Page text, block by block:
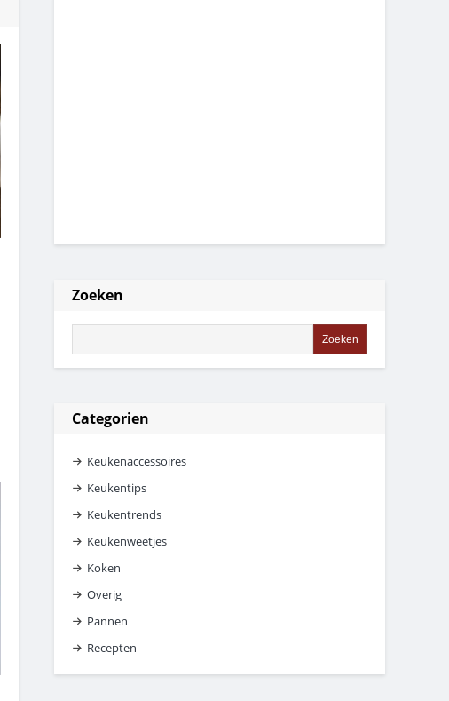
Zoeken
Categorien
Keukenaccessoires
Keukentips
Keukentrends
Keukenweetjes
Koken
Overig
Pannen
Recepten